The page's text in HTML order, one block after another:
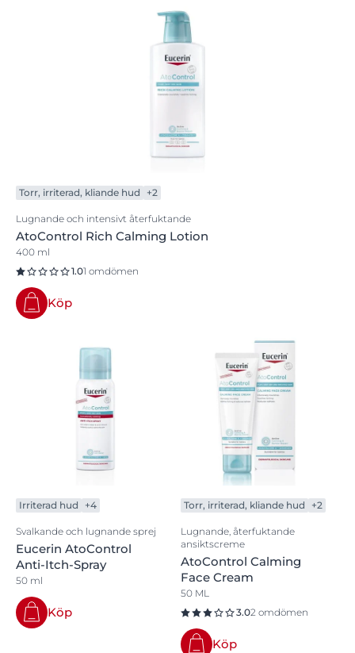
Torr, irriterad, kliande hud +2
Lugnande och intensivt återfuktande
AtoControl Rich Calming Lotion
400 ml
1.01 omdömen
Köp
Irriterad hud +4
Svalkande och lugnande sprej
Eucerin AtoControl
Anti-Itch-Spray
50 ml
Köp
Torr, irriterad, kliande hud +2
Lugnande, återfuktande
ansiktscreme
AtoControl Calming
Face Cream
50 ML
3.02 omdömen
Köp